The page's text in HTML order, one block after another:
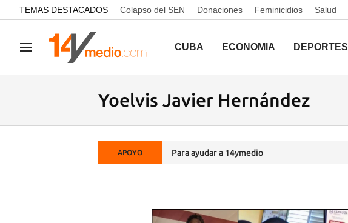
common.go-to-content
TEMAS DESTACADOS Colapso del SEN Donaciones Feminicidios Salud
Navegación CUBA ECONOMÍA DEPORTES
Yoelvis Javier Hernández
APOYO Para ayudar a 14ymedio